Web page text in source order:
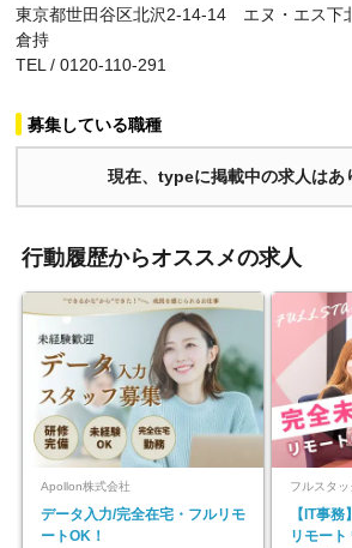
東京都世田谷区北沢2-14-14 エヌ・エス下
倉持
TEL / 0120-110-291
募集している職種
現在、typeに掲載中の求人はあ
行動履歴からオススメの求人
Apollon株式会社
データ入力/完全在宅・フルリモ
ートOK！
フルスタ
【IT事
リモー